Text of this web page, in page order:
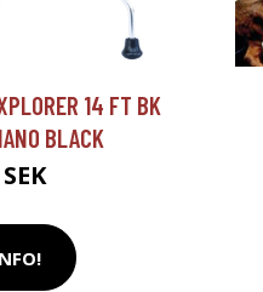
14 FT BK
BLACK